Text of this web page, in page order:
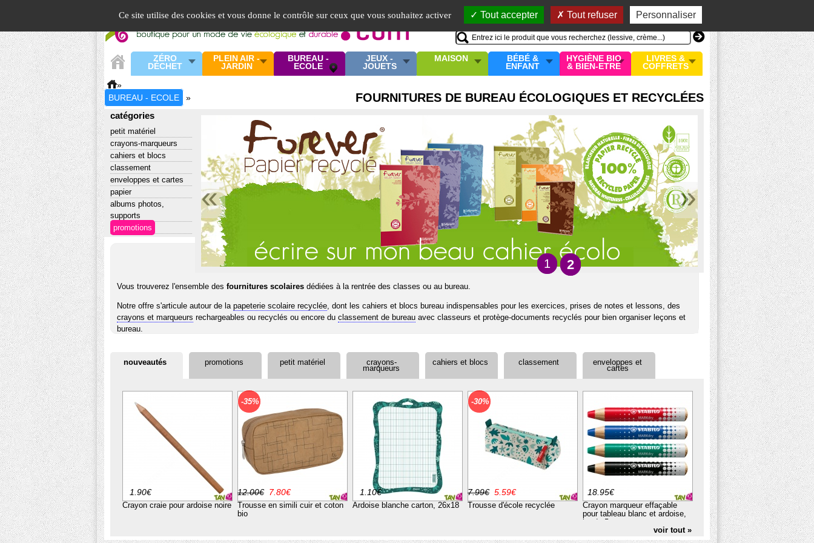
Ce site utilise des cookies et vous donne le contrôle sur ceux que vous souhaitez activer Tout accepter Tout refuser Personnaliser
Mon compte
MON PANIER
0 article
ZÉRO
DÉCHET
PLEIN AIR -
JARDIN
BUREAU -
ECOLE
JEUX -
JOUETS
MAISON
BÉBÉ &
ENFANT
HYGIÈNE BIO
& BIEN-ETRE
LIVRES &
COFFRETS
»
BUREAU - ECOLE
» FOURNITURES DE BUREAU ÉCOLOGIQUES ET RECYCLÉES
»
«
1 2
catégories
petit matériel
crayons-marqueurs
cahiers et blocs
classement
enveloppes et cartes
papier
albums photos,
supports
promotions
Vous trouverez l'ensemble des fournitures scolaires dédiées à la rentrée des classes ou au bureau.
Notre offre s'articule autour de la papeterie scolaire recyclée, dont les cahiers et blocs bureau indispensables pour les exercices, prises de notes et lessons, des
crayons et marqueurs rechargeables ou recyclés ou encore du classement de bureau avec classeurs et protège-documents recyclés pour bien organiser leçons et
bureau.
Nous avons sélectionné un ensemble de produits sains, recyclés, rechargeables et durables avec des matériaux solides que vous pourrez réutilisez d'une année sur
l'autre, pour remplir le cartable de manière écologique. La plupart des fournitures sont fabriquées en France.
nouveautés promotions petit matériel crayons-
marqueurs
cahiers et blocs classement enveloppes et
cartes
Crayon craie pour ardoise noire
1.90€
Trousse en simili cuir et coton
bio
12.00€ 7.80€
-35%
Ardoise blanche carton, 26x18
1.10€
Trousse d'école recyclée
7.99€ 5.59€
-30%
Crayon marqueur effaçable
pour tableau blanc et ardoise,
lot de 5
18.95€
voir tout »
Enveloppes recyclées
couleur 120g Lot de 20,
Forever
3.40€ 1.00€
-71%